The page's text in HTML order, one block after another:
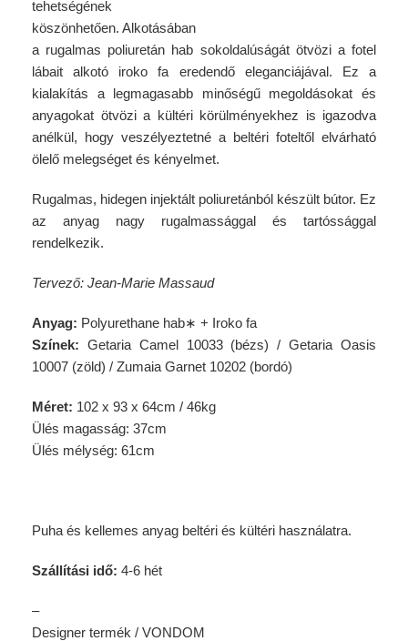
tehetségének
köszönhetően. Alkotásában
a rugalmas poliuretán hab sokoldalúságát ötvözi a fotel
lábait alkotó iroko fa eredendő eleganciájával. Ez a
kialakítás a legmagasabb minőségű megoldásokat és
anyagokat ötvözi a kültéri körülményekhez is igazodva
anélkül, hogy veszélyeztetné a beltéri foteltől elvárható
ölelő melegséget és kényelmet.
Rugalmas, hidegen injektált poliuretánból készült bútor. Ez
az anyag nagy rugalmassággal és tartóssággal
rendelkezik.
Tervező: Jean-Marie Massaud
Anyag: Polyurethane hab∗ + Iroko fa
Színek: Getaria Camel 10033 (bézs) / Getaria Oasis
10007 (zöld) / Zumaia Garnet 10202 (bordó)
Méret: 102 x 93 x 64cm / 46kg
Ülés magasság: 37cm
Ülés mélység: 61cm
Puha és kellemes anyag beltéri és kültéri használatra.
Szállítási idő: 4-6 hét
–
Designer termék / VONDOM